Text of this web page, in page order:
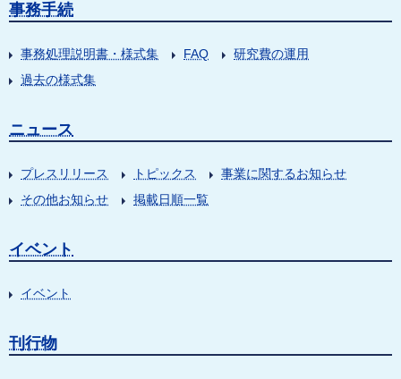
事務手続
事務処理説明書・様式集 FAQ
研究費の運用
過去の様式集
ニュース
プレスリリース トピックス
事業に関するお知らせ
その他お知らせ
掲載日順一覧
イベント
イベント
刊行物